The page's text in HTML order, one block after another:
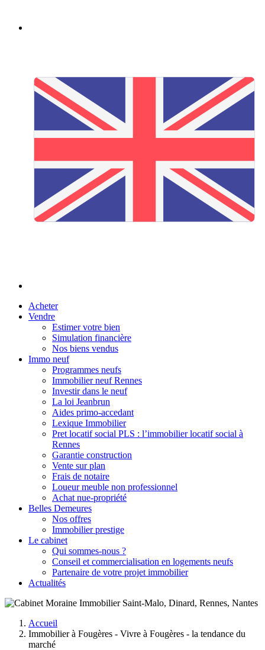
Acheter
Vendre
Estimer votre bien
Simulation financière
Nos biens vendus
Immo neuf
Programmes neufs
Immobilier neuf Rennes
Investir dans le neuf
La loi Jeanbrun
Aides primo-accedant
Lexique Immobilier
Pret locatif social PLS : l’immobilier locatif social à
Rennes
Garantie construction
Vente sur plan
Frais de notaire
Loueur meuble non professionnel
Achat nue-propriété
Belles Demeures
Nos offres
Immobilier prestige
Le cabinet
Qui sommes-nous ?
Conseil et commercialisation en logements neufs
Partenaire de votre projet immobilier
Actualités
Fil
Accueil
Immobilier à Fougères - Vivre à Fougères - la tendance du
marché